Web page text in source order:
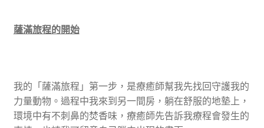
薩滿旅程的開始
我的「薩滿旅程」第一步，是療癒師幫我先找回守護我的
力量動物。過程中我來到另一間房，躺在舒服的地墊上，
環境中有不刺鼻的焚香味，療癒師先告訴我療程會發生的